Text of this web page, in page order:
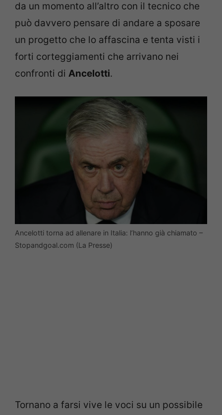
da un momento all’altro con il tecnico che
può davvero pensare di andare a sposare
un progetto che lo affascina e tenta visti i
forti corteggiamenti che arrivano nei
confronti di Ancelotti.
Ancelotti torna ad allenare in Italia: l’hanno già chiamato –
Stopandgoal.com (La Presse)
Tornano a farsi vive le voci su un possibile